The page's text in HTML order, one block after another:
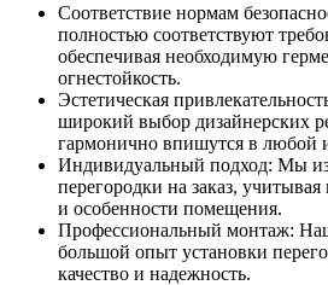
Соответствие нормам
полностью соответствуют
обеспечивая необходимую
огнестойкость.
Эстетическая
широкий выбор дизайнерских
гармонично впишутся в любой
Индивидуальный подход: Мы
перегородки на заказ,
и особенности помещения.
Профессиональный монтаж:
большой опыт установки
качество и надежность.